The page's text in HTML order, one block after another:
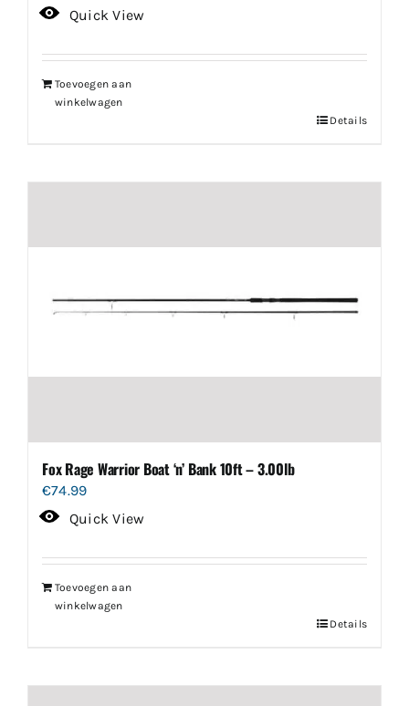
prijs
€219.99.
prijs
€197.99.
Quick View
Toevoegen aan
winkelwagen
Details
Fox Rage Warrior Boat ‘n’ Bank 10ft – 3.00lb
€74.99
Quick View
Toevoegen aan
winkelwagen
Details